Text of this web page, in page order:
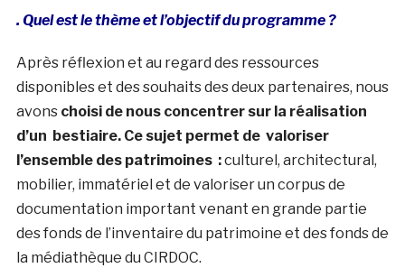
. Quel est le thème et l’objectif du programme ?
Après réflexion et au regard des ressources
disponibles et des souhaits des deux partenaires, nous
avons choisi de nous concentrer sur la réalisation
d’un bestiaire. Ce sujet permet de valoriser
l’ensemble des patrimoines :culturel, architectural,
mobilier, immatériel et de valoriser un corpus de
documentation important venant en grande partie
des fonds de l’inventaire du patrimoine et des fonds de
la médiathèque du CIRDOC.